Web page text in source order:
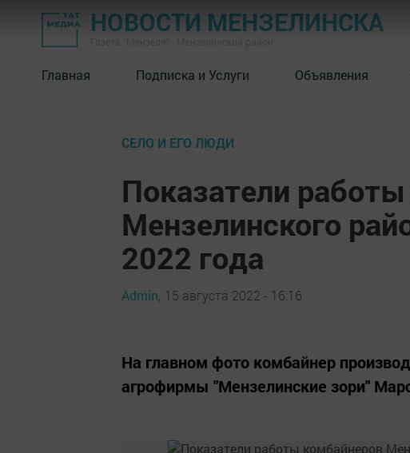
НОВОСТИ МЕНЗЕЛИНСКА
Главная Подписка и Услуги Объявления
СЕЛО И ЕГО ЛЮДИ
Показатели
Мензелинского
2022 года
Admin, 15 августа 2022 - 16:16
На главном фото комбайнер
агрофирмы "Мензелинские зори"